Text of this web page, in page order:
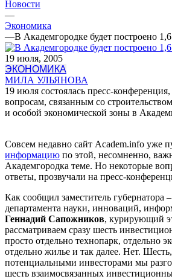
Новости
—
Экономика
—В Академгородке будет построено
19 июля, 2005
ЭКОНОМИКА
МИЛА УЛЬЯНОВА
19 июля состоялась пресс-
вопросам, связанным со
и особой экономической зоны в
Совсем недавно сайт Academ.info уже
информацию по этой, несомненно,
Академгородка теме. Но некоторые
ответы, прозвучали на пресс-
Как сообщил заместитель губернатора
департамента науки, инноваций,
Геннадий Сапожников, курирующий
рассматриваем сразу шесть
просто отдельно технопарк, отдельно
отдельно жилье и так далее. Нет.
потенциальными инвесторами мы
шесть взаимосвязанных